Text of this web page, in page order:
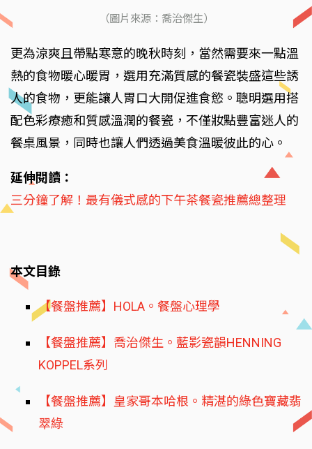
（圖片來源：喬治傑生）
更為涼爽且帶點寒意的晚秋時刻，當然需要來一點溫
熱的食物暖心暖胃，選用充滿質感的餐瓷裝盛這些誘
人的食物，更能讓人胃口大開促進食慾。聰明選用搭
配色彩療癒和質感溫潤的餐瓷，不僅妝點豐富迷人的
餐桌風景，同時也讓人們透過美食溫暖彼此的心。
延伸閱讀：
三分鐘了解！最有儀式感的下午茶餐瓷推薦總整理
本文目錄
【餐盤推薦】HOLA。餐盤心理學
【餐盤推薦】喬治傑生。藍影瓷韻HENNING
KOPPEL系列
【餐盤推薦】皇家哥本哈根。精湛的綠色寶藏翡
翠綠